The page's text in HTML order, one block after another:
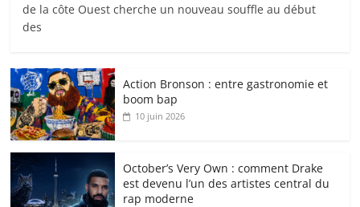
de la côte Ouest cherche un nouveau souffle au début
des
Action Bronson : entre gastronomie et
boom bap
10 juin 2026
October’s Very Own : comment Drake
est devenu l’un des artistes central du
rap moderne